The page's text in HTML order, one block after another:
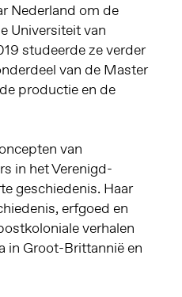
Nederland om de
Universiteit van
studeerde ze verder
van de Master
productie en de
van
in het Verenigd-
geschiedenis. Haar
erfgoed en
verhalen
in Groot-Brittannië en